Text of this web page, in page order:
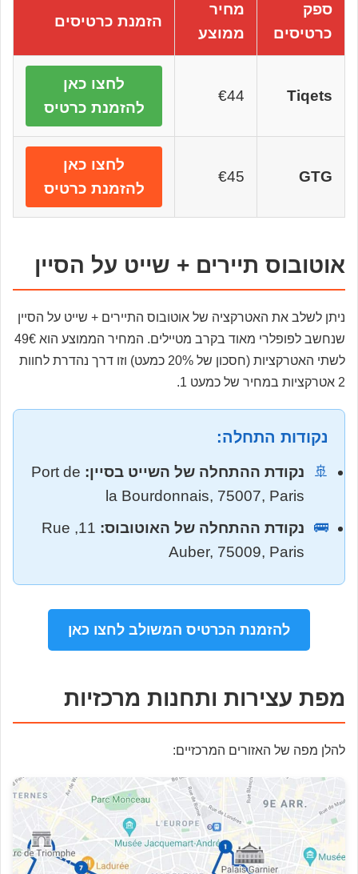
ספק
כרטיסים
מחיר
ממוצע
הזמנת כרטיסים
Tiqets
€44
לחצו כאן
להזמנת כרטיס
GTG
€45
לחצו כאן
להזמנת כרטיס
אוטובוס תיירים + שייט על הסיין
ניתן לשלב את האטרקציה של אוטובוס התיירים + שייט על הסיין
שנחשב לפופלרי מאוד בקרב מטיילים. המחיר הממוצע הוא 49€
לשתי האטרקציות (חסכון של 20% כמעט) וזו דרך נהדרת לחוות
2 אטרקציות במחיר של כמעט 1.
נקודות התחלה:
🚢 נקודת ההתחלה של השייט בסיין: Port de
la Bourdonnais, 75007, Paris
🚌 נקודת ההתחלה של האוטובוס:
11, Rue
Auber, 75009, Paris
להזמנת הכרטיס המשולב לחצו כאן
מפת עצירות ותחנות מרכזיות
להלן מפה של האזורים המרכזיים: